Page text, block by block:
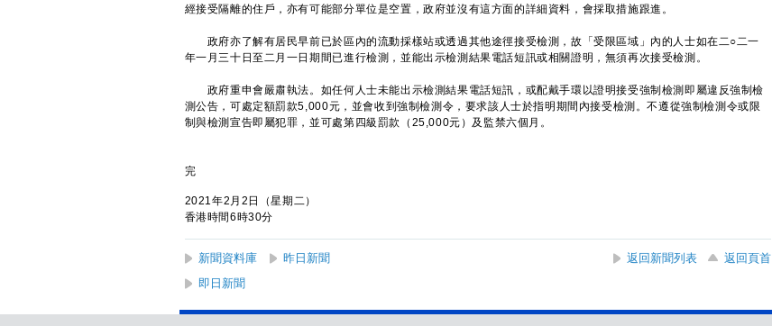
經接受隔離的住戶，亦有可能部分單位是空置，政府並沒有這方面的詳細資料，會採取措施跟進。
政府亦了解有居民早前已於區內的流動採樣站或透過其他途徑接受檢測，故「受限區域」內的人士如在二○二一
年一月三十日至二月一日期間已進行檢測，並能出示檢測結果電話短訊或相關證明，無須再次接受檢測。
政府重申會嚴肅執法。如任何人士未能出示檢測結果電話短訊，或配戴手環以證明接受強制檢測即屬違反強制檢
測公告，可處定額罰款5,000元，並會收到強制檢測令，要求該人士於指明期間內接受檢測。不遵從強制檢測令或限
制與檢測宣告即屬犯罪，並可處第四級罰款（25,000元）及監禁六個月。
完
2021年2月2日（星期二）
香港時間6時30分
新聞資料庫 昨日新聞 返回新聞列表
返回頁首
即日新聞